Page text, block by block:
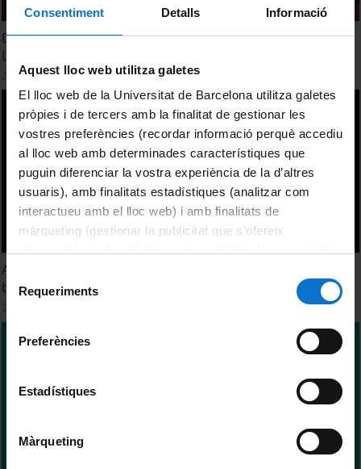
Consentiment Detalls Informació
Aquest lloc web utilitza galetes
El lloc web de la Universitat de Barcelona utilitza galetes
pròpies i de tercers amb la finalitat de gestionar les
vostres preferències (recordar informació perquè accediu
al lloc web amb determinades característiques que
puguin diferenciar la vostra experiència de la d’altres
usuaris), amb finalitats estadístiques (analitzar com
interactueu amb el lloc web) i amb finalitats de
màrqueting (gestionar la publicitat que s’ofereix
consultar laPolítica de galetes del lloc web de la
Selecció
de Requeriments
Preferències
Estadístiques
Màrqueting
Diada de la Memòria de la Universitat de Barcelona 2026:
La Universitat, sota les bombes
26 January, 2026
Acte del IV Dia de la Memòria UB: La Universitat sota les
bombes